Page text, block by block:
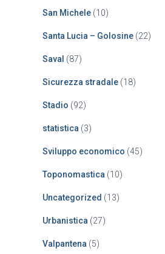
San Michele (10)
Santa Lucia – Golosine (22)
Saval (87)
Sicurezza stradale (18)
Stadio (92)
statistica (3)
Sviluppo economico (45)
Toponomastica (10)
Uncategorized (13)
Urbanistica (27)
Valpantena (5)